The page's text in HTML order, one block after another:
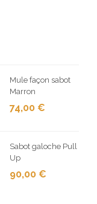
Mule façon sabot
Marron
74,00 €
Sabot galoche Pull
Up
90,00 €